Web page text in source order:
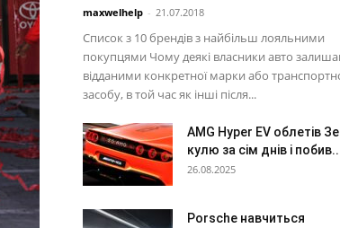
maxwelhelp - 21.07.2018
Список з 10 брендів з найбільш лояльними
покупцями Чому деякі власники авто
відданими конкретної марки або
засобу, в той час як інші після...
AMG Hyper EV облетів
кулю за сім днів і
26.08.2025
Porsche навчиться